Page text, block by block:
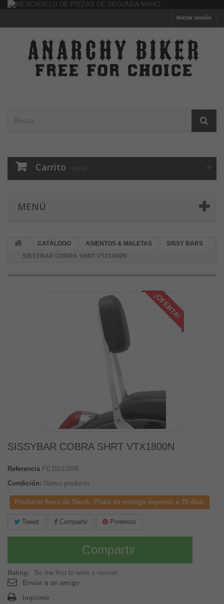
Iniciar sesión
Carrito vacío
MENÚ
CATÁLOGO ASIENTOS & MALETAS
SISSY BARS
SISSYBAR COBRA SHRT VTX1800N
¡OFERTA!
SISSYBAR COBRA SHRT VTX1800N
Referencia PE15010006
Condición: Nuevo producto
Producto fuera de Stock. Plazo de entrega superior a 15 días.
Tweet Compartir Pinterest
Compartir
Rating:
Be the first to write a review!
Enviar a un amigo
Imprimir